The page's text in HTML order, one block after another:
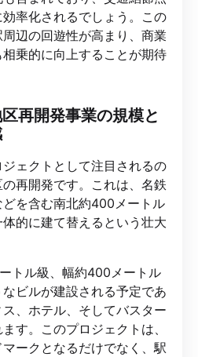
率化されるでしょう。この
辺の回遊性が高まり、商業
乗的に向上することが期待
再開発事業の規模と
ェクトとして注目されるの
再開発です。これは、名鉄
を含む南北約400メートル
的に建て替えるという壮大
トル級、幅約400メートル
ビルが建設される予定であ
、ホテル、そしてバスター
す。このプロジェクトは、
ークとなるだけでなく、駅